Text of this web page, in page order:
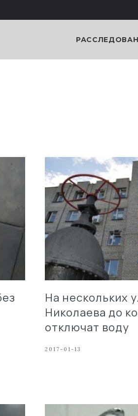
На нескольких
Николаева до
отключат воду
2017-01-13